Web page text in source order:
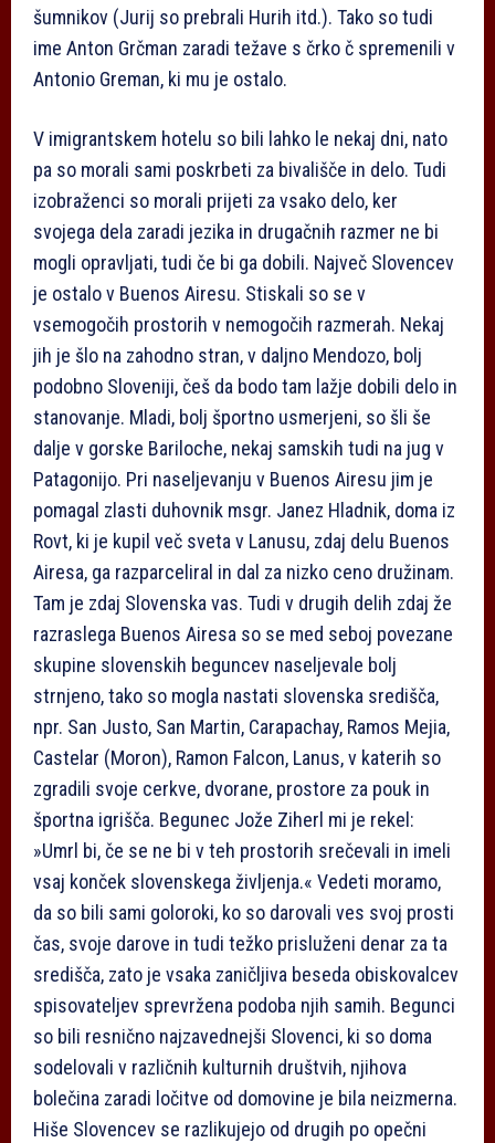
šumnikov (Jurij so prebrali Hurih itd.). Tako so tudi
ime Anton Grčman zaradi težave s črko č spremenili v
Antonio Greman, ki mu je ostalo.
V imigrantskem hotelu so bili lahko le nekaj dni, nato
pa so morali sami poskrbeti za bivališče in delo. Tudi
izobraženci so morali prijeti za vsako delo, ker
svojega dela zaradi jezika in drugačnih razmer ne bi
mogli opravljati, tudi če bi ga dobili. Največ Slovencev
je ostalo v Buenos Airesu. Stiskali so se v
vsemogočih prostorih v nemogočih razmerah. Nekaj
jih je šlo na zahodno stran, v daljno Mendozo, bolj
podobno Sloveniji, češ da bodo tam lažje dobili delo in
stanovanje. Mladi, bolj športno usmerjeni, so šli še
dalje v gorske Bariloche, nekaj samskih tudi na jug v
Patagonijo. Pri naseljevanju v Buenos Airesu jim je
pomagal zlasti duhovnik msgr. Janez Hladnik, doma iz
Rovt, ki je kupil več sveta v Lanusu, zdaj delu Buenos
Airesa, ga razparceliral in dal za nizko ceno družinam.
Tam je zdaj Slovenska vas. Tudi v drugih delih zdaj že
razraslega Buenos Airesa so se med seboj povezane
skupine slovenskih beguncev naseljevale bolj
strnjeno, tako so mogla nastati slovenska središča,
npr. San Justo, San Martin, Carapachay, Ramos Mejia,
Castelar (Moron), Ramon Falcon, Lanus, v katerih so
zgradili svoje cerkve, dvorane, prostore za pouk in
športna igrišča. Begunec Jože Ziherl mi je rekel:
»Umrl bi, če se ne bi v teh prostorih srečevali in imeli
vsaj konček slovenskega življenja.« Vedeti moramo,
da so bili sami goloroki, ko so darovali ves svoj prosti
čas, svoje darove in tudi težko prisluženi denar za ta
središča, zato je vsaka zaničljiva beseda obiskovalcev
spisovateljev sprevržena podoba njih samih. Begunci
so bili resnično najzavednejši Slovenci, ki so doma
sodelovali v različnih kulturnih društvih, njihova
bolečina zaradi ločitve od domovine je bila neizmerna.
Hiše Slovencev se razlikujejo od drugih po opečni